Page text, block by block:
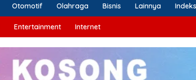
Otomotif Olahraga Bisnis Lainnya Indeks
Entertainment Internet